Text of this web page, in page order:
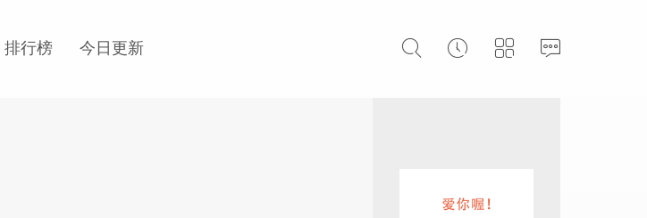
排行榜 今日更新